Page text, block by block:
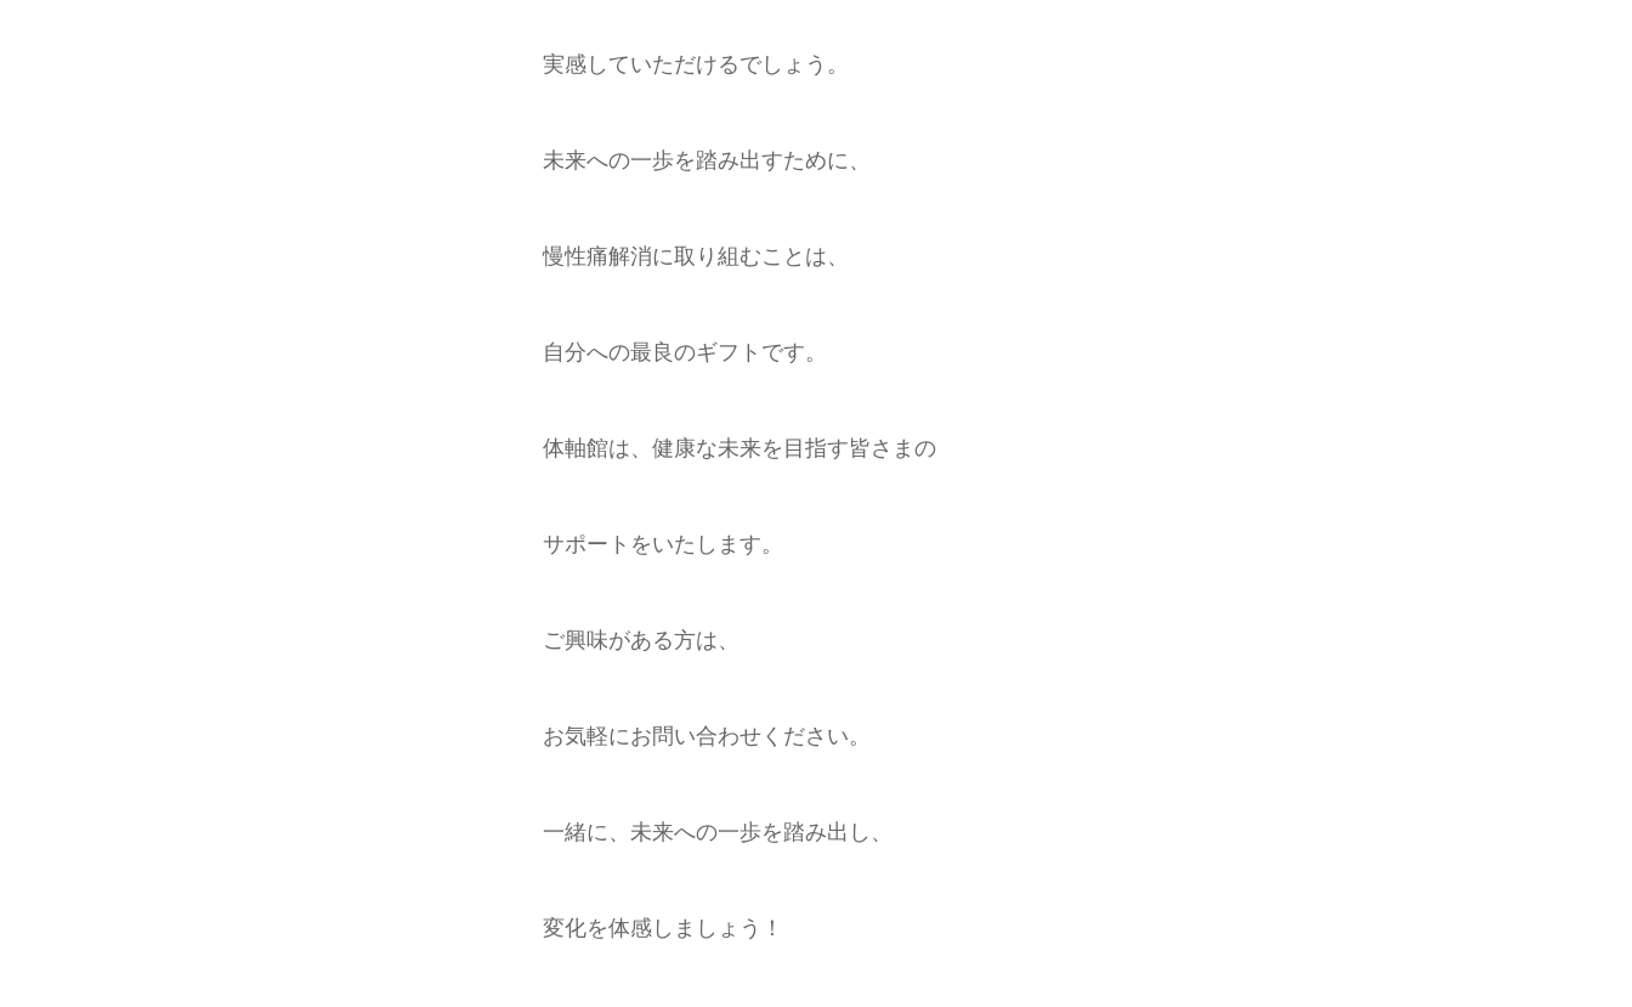
実感していただけるでしょう。
未来への一歩を踏み出すために、
慢性痛解消に取り組むことは、
自分への最良のギフトです。
体軸館は、健康な未来を目指す皆さまの
サポートをいたします。
ご興味がある方は、
お気軽にお問い合わせください。
一緒に、未来への一歩を踏み出し、
変化を体感しましょう！